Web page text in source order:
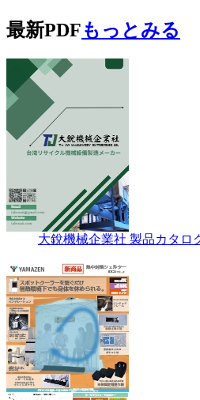
最新PDFもっとみる
大銳機械企業社 製品カタロ